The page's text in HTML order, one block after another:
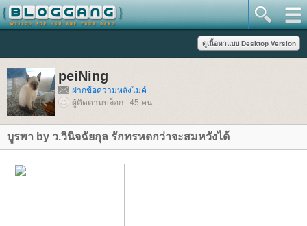
peiNing
ฝากข้อความหลังไมค์
ผู้ติดตามบล็อก : 45 คน
บูรพา by ว.วินิจฉัยกุล รักทรหดกว่าจะสมหวังได้